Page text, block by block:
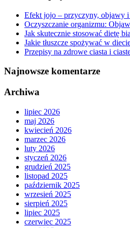
Efekt jojo – przyczyny, objawy
Oczyszczanie organizmu:
Jak skutecznie stosować dietę
Jakie tłuszcze spożywać w
Przepisy na zdrowe ciasta i
Najnowsze komentarze
Archiwa
lipiec 2026
maj 2026
kwiecień 2026
marzec 2026
luty 2026
styczeń 2026
grudzień 2025
listopad 2025
październik 2025
wrzesień 2025
sierpień 2025
lipiec 2025
czerwiec 2025